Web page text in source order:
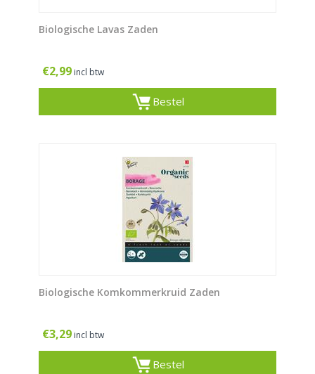
Biologische Lavas Zaden
€2,99 incl btw
Bestel
Biologische Komkommerkruid Zaden
€3,29 incl btw
Bestel